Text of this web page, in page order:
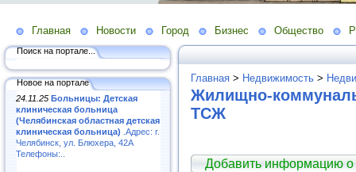
Главная Новости Город Бизнес Общество
Поиск на портале...
Новое на портале
24.11.25 Больницы: Детская
клиническая больница
(Челябинская областная детская
клиническая больница) .Адрес: г.
Челябинск, ул. Блюхера, 42А
Телефоны:..
Главная > Недвижимость >
Жилищно-
ТСЖ
Добавить информацию о